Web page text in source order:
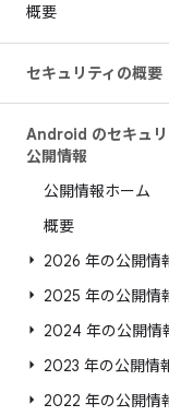
概要
セキュリティの概要
Android のセキュリ
公開情報
公開情報ホーム
概要
2026 年の公開情
2025 年の公開情
2024 年の公開情
2023 年の公開情
2022 年の公開情